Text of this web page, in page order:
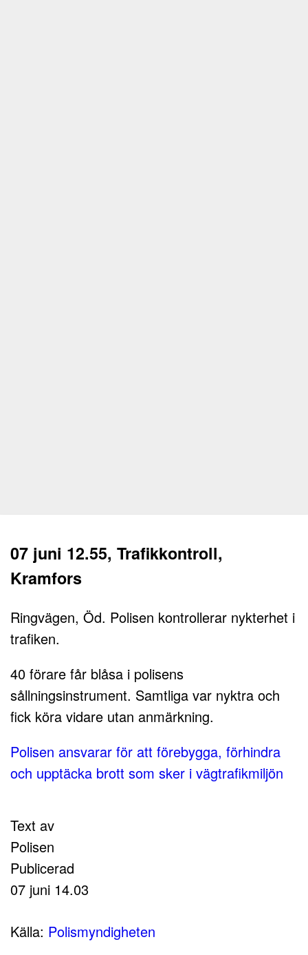
07 juni 12.55, Trafikkontroll,
Kramfors
Ringvägen, Öd. Polisen kontrollerar nykterhet i
trafiken.
40 förare får blåsa i polisens
sållningsinstrument. Samtliga var nyktra och
fick köra vidare utan anmärkning.
Polisen ansvarar för att förebygga, förhindra
och upptäcka brott som sker i vägtrafikmiljön
Text av
Polisen
Publicerad
07 juni 14.03
Källa: Polismyndigheten